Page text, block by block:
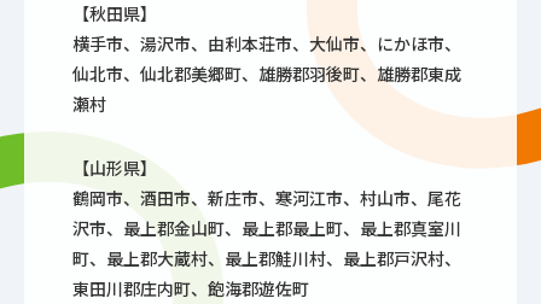
【秋田県】
横手市、湯沢市、由利本荘市、大仙市、にかほ市、
仙北市、仙北郡美郷町、雄勝郡羽後町、雄勝郡東成
瀬村
【山形県】
鶴岡市、酒田市、新庄市、寒河江市、村山市、尾花
沢市、最上郡金山町、最上郡最上町、最上郡真室川
町、最上郡大蔵村、最上郡鮭川村、最上郡戸沢村、
東田川郡庄内町、飽海郡遊佐町